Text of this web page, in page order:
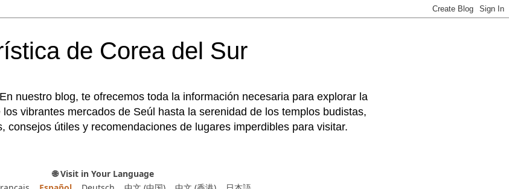
de Corea del Sur
nuestro blog, te ofrecemos toda la información necesaria para explorar la
vibrantes mercados de Seúl hasta la serenidad de los templos budistas,
consejos útiles y recomendaciones de lugares imperdibles para visitar.
🌐 Visit in Your Language